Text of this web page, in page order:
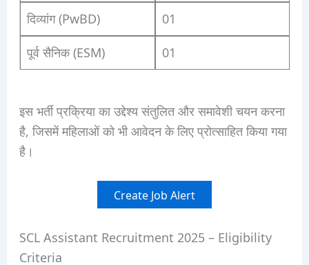
दिव्यांग (PwBD) 01
पूर्व सैनिक (ESM) 01
इस भर्ती प्रक्रिया का उद्देश्य संतुलित और समावेशी चयन करना
है, जिसमें महिलाओं को भी आवेदन के लिए प्रोत्साहित किया गया
है।
Create Job Alert
SCL Assistant Recruitment 2025 – Eligibility
Criteria